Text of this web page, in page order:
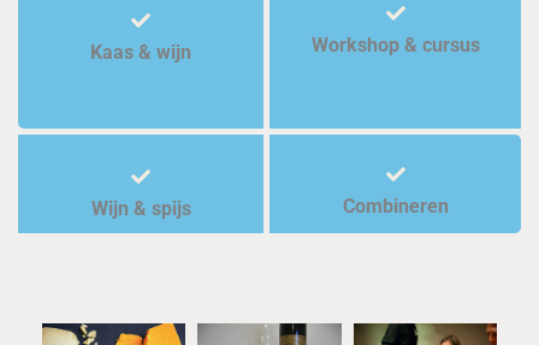
Kaas & wijn Workshop & cursus
Wijn & spijs Combineren